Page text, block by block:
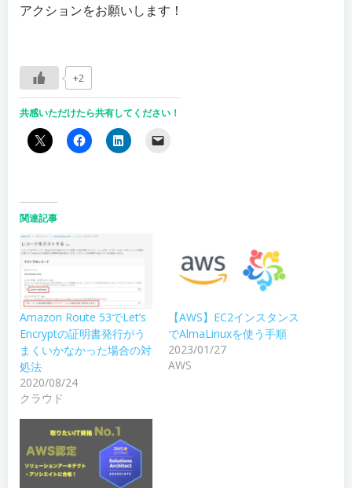
アクションをお願いします！
+2
共感いただけたら共有してください！
関連記事
Amazon Route 53でLet’s
Encryptの証明書発行がう
まくいかなかった場合の対
処法
2020/08/24
クラウド
【AWS】EC2インスタンス
でAlmaLinuxを使う手順
2023/01/27
AWS